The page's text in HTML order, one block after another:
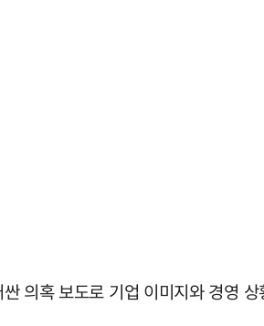
의혹 보도로 기업 이미지와 경영